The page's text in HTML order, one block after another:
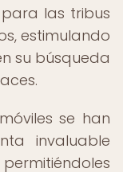
las tribus
estimulando
su búsqueda
se han
invaluable